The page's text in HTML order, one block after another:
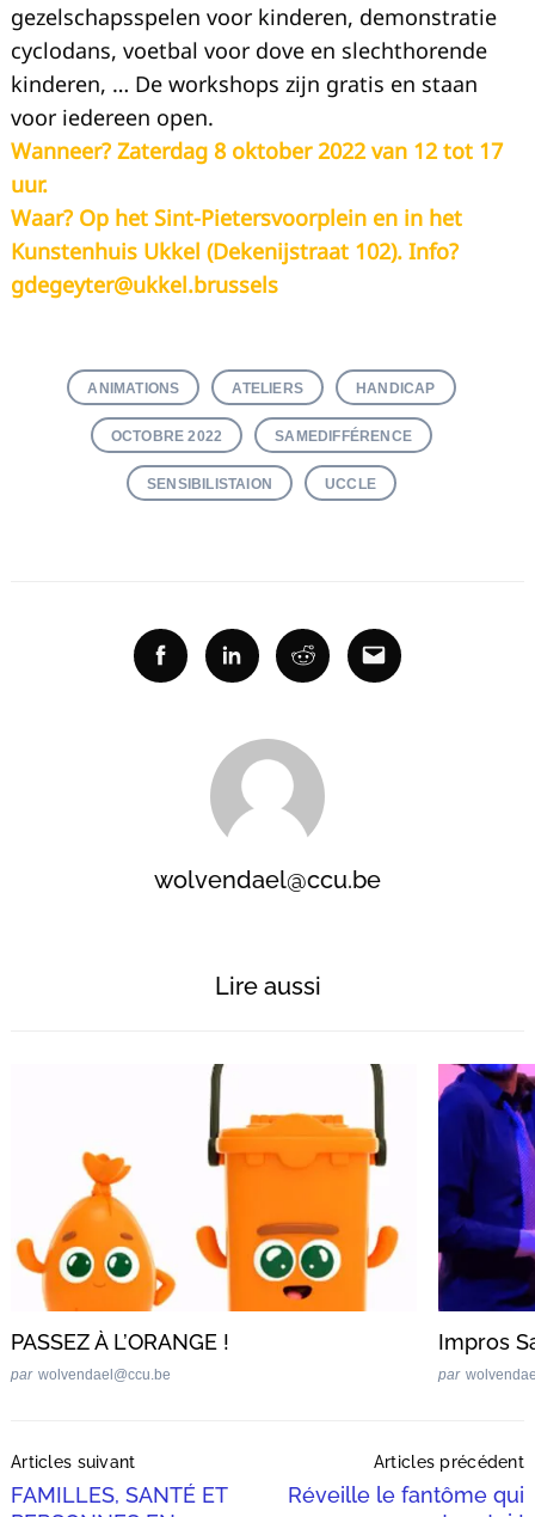
gezelschapsspelen voor kinderen, demonstratie
cyclodans, voetbal voor dove en slechthorende
kinderen, … De workshops zijn gratis en staan
voor iedereen open.
Wanneer? Zaterdag 8 oktober 2022 van 12 tot 17
uur.
Waar? Op het Sint-Pietersvoorplein en in het
Kunstenhuis Ukkel (Dekenijstraat 102). Info?
gdegeyter@ukkel.brussels
ANIMATIONS ATELIERS HANDICAP
OCTOBRE 2022 SAMEDIFFÉRENCE
SENSIBILISTAION UCCLE
FacebookLinkedinRedditEmail
wolvendael@ccu.be
Lire aussi
PASSEZ À L’ORANGE !
par wolvendael@ccu.be
Impros
par
Navigation
Articles suivant
FAMILLES, SANTÉ ET
Articles précédent
Réveille le fantôme qui
Recherche